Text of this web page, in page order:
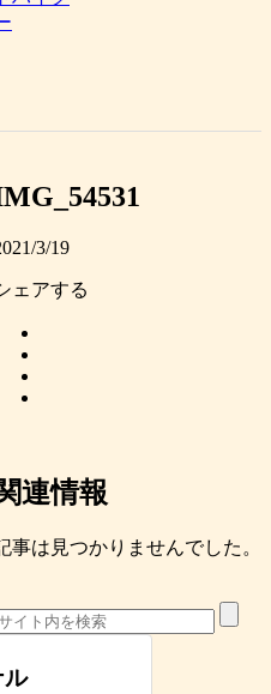
3/19
ェアする
連情報
事は見つかりませんでした。
ル